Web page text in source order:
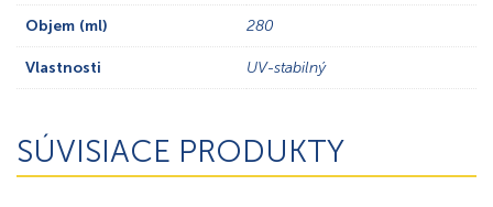
Objem (ml) 280
Vlastnosti UV-stabilný
SÚVISIACE PRODUKTY